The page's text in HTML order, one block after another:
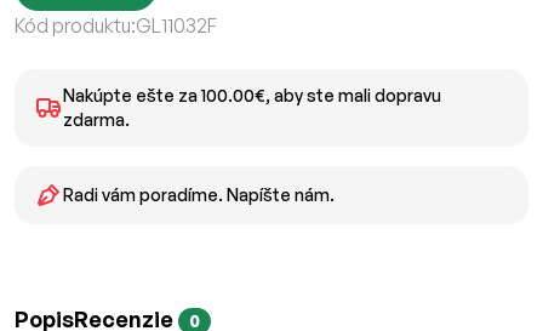
Kód produktu:GL11032F
Nakúpte ešte za 100.00€, aby ste mali dopravu
zdarma.
Radi vám poradíme. Napíšte nám.
PopisRecenzie 0